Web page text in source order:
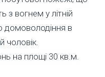
з вогнем у літній
домоволодіння в
чоловік.
на площі 30 кв.м.